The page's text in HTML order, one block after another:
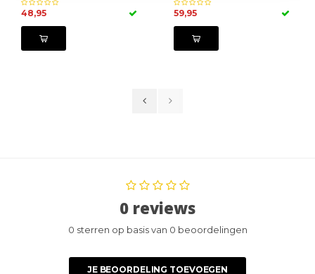
48,95 59,95
0 reviews
0 sterren op basis van 0 beoordelingen
JE BEOORDELING TOEVOEGEN